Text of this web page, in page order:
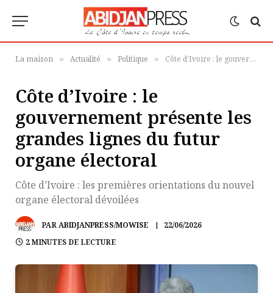
La maison » Actualité » Politique » Côte d’Ivoire : le gouvernement présente les grandes lignes du futur organe électoral
Côte d’Ivoire : le
gouvernement présente les
grandes lignes du futur
organe électoral
Côte d’Ivoire : les premières orientations du nouvel
organe électoral dévoilées
PARABIDJANPRESS/MOWISE
22/06/2026
2 MINUTES DE LECTURE